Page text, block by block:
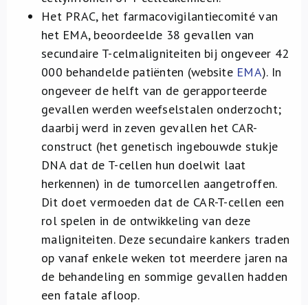
Het PRAC, het farmacovigilantiecomité van
het EMA, beoordeelde 38 gevallen van
secundaire T-celmaligniteiten bij ongeveer 42
000 behandelde patiënten (website EMA). In
ongeveer de helft van de gerapporteerde
gevallen werden weefselstalen onderzocht;
daarbij werd in zeven gevallen het CAR-
construct (het genetisch ingebouwde stukje
DNA dat de T-cellen hun doelwit laat
herkennen) in de tumorcellen aangetroffen.
Dit doet vermoeden dat de CAR-T-cellen een
rol spelen in de ontwikkeling van deze
maligniteiten. Deze secundaire kankers traden
op vanaf enkele weken tot meerdere jaren na
de behandeling en sommige gevallen hadden
een fatale afloop.